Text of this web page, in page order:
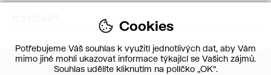
Cookies
Potřebujeme Váš souhlas k využití jednotlivých dat, aby Vám
mimo jiné mohli ukazovat informace týkající se Vašich zájmů.
Souhlas udělíte kliknutím na políčko „OK“.